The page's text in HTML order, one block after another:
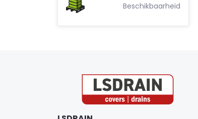
Beschikbaarheid